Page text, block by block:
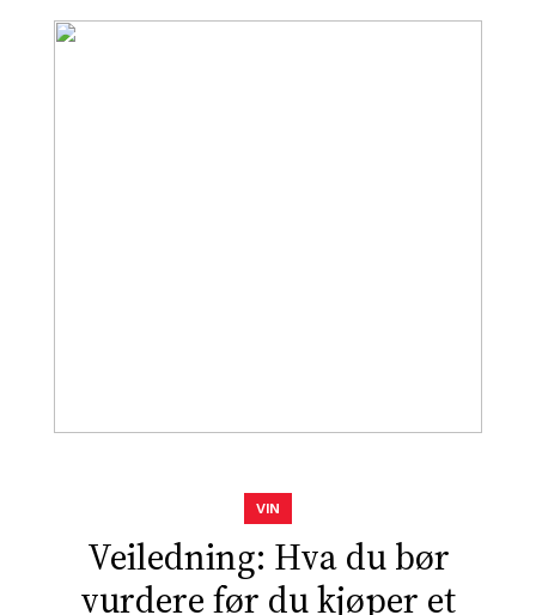
Veiledning: Hva du bør
vurdere før du kjøper et
VIN